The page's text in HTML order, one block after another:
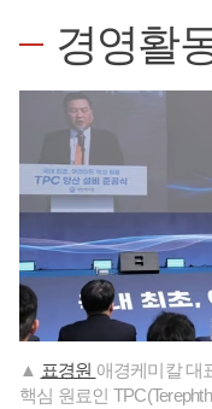
경영활
▲ 표경원 애경케미칼 대
핵심 원료인